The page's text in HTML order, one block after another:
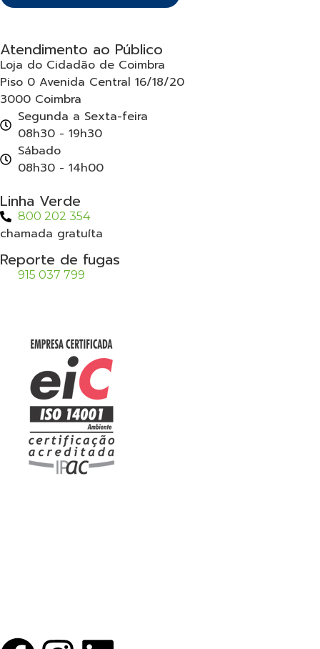
Atendimento ao Público
Loja do Cidadão de Coimbra
Piso 0 Avenida Central 16/18/20
3000 Coimbra
Segunda a Sexta-feira
08h30 - 19h30
Sábado
08h30 - 14h00
Linha Verde
800 202 354
chamada gratuíta
Reporte de fugas
915 037 799